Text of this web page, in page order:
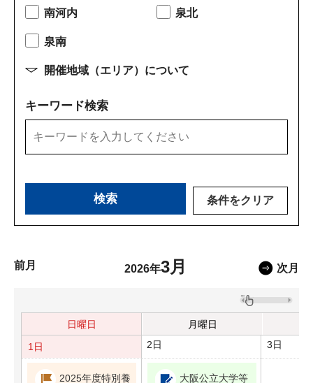
南河内 泉北
泉南
開催地域（エリア）について
キーワード検索
条件をクリア
前月 2026年3月 次月
日曜日 月曜日
1日
2日 3日
2025年度特別養
大阪公立大学等